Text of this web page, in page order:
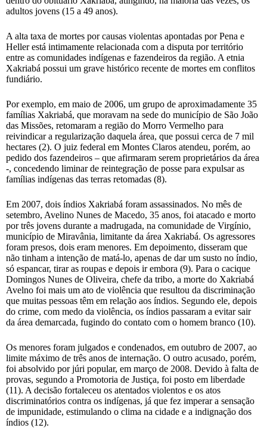
adultos jovens (15 a 49 anos).
A alta taxa de mortes por causas violentas apontadas por Pena e
Heller está intimamente relacionada com a disputa por território
entre as comunidades indígenas e fazendeiros da região. A etnia
Xakriabá possui um grave histórico recente de mortes em conflitos
fundiário.
Por exemplo, em maio de 2006, um grupo de aproximadamente 35
famílias Xakriabá, que moravam na sede do município de São João
das Missões, retomaram a região do Morro Vermelho para
reivindicar a regularização daquela área, que possui cerca de 7 mil
hectares (2). O juiz federal em Montes Claros atendeu, porém, ao
pedido dos fazendeiros – que afirmaram serem proprietários da área
-, concedendo liminar de reintegração de posse para expulsar as
famílias indígenas das terras retomadas (8).
Em 2007, dois índios Xakriabá foram assassinados. No mês de
setembro, Avelino Nunes de Macedo, 35 anos, foi atacado e morto
por três jovens durante a madrugada, na comunidade de Virgínio,
município de Miravânia, limitante da área Xakriabá. Os agressores
foram presos, dois eram menores. Em depoimento, disseram que
não tinham a intenção de matá-lo, apenas de dar um susto no índio,
só espancar, tirar as roupas e depois ir embora (9). Para o cacique
Domingos Nunes de Oliveira, chefe da tribo, a morte do Xakriabá
Avelno foi mais um ato de violência que resultou da discriminação
que muitas pessoas têm em relação aos índios. Segundo ele, depois
do crime, com medo da violência, os índios passaram a evitar sair
da área demarcada, fugindo do contato com o homem branco (10).
Os menores foram julgados e condenados, em outubro de 2007, ao
limite máximo de três anos de internação. O outro acusado, porém,
foi absolvido por júri popular, em março de 2008. Devido à falta de
provas, segundo a Promotoria de Justiça, foi posto em liberdade
(11). A decisão fortaleceu os atentados violentos e os atos
discriminatórios contra os indígenas, já que fez imperar a sensação
de impunidade, estimulando o clima na cidade e a indignação dos
índios (12).